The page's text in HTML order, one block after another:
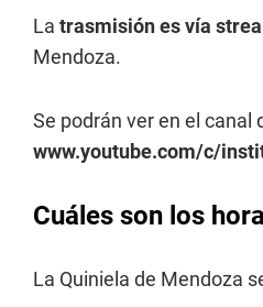
La trasmisión es vía
Mendoza.
Se podrán ver en el canal
www.youtube.com/c/
Cuáles son los
La Quiniela de Mendoza